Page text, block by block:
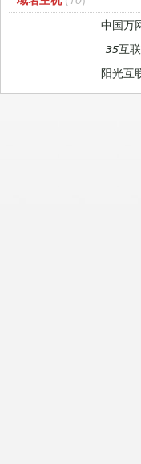
中国万
35互联
阳光互